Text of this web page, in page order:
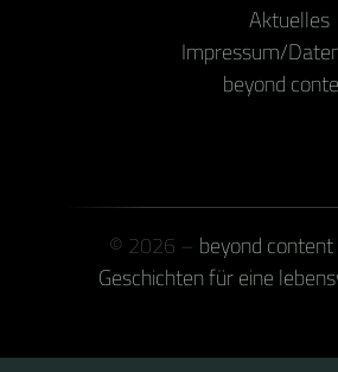
Aktuelles
Impressum/
beyond
© 2026 – beyond
Geschichten für eine